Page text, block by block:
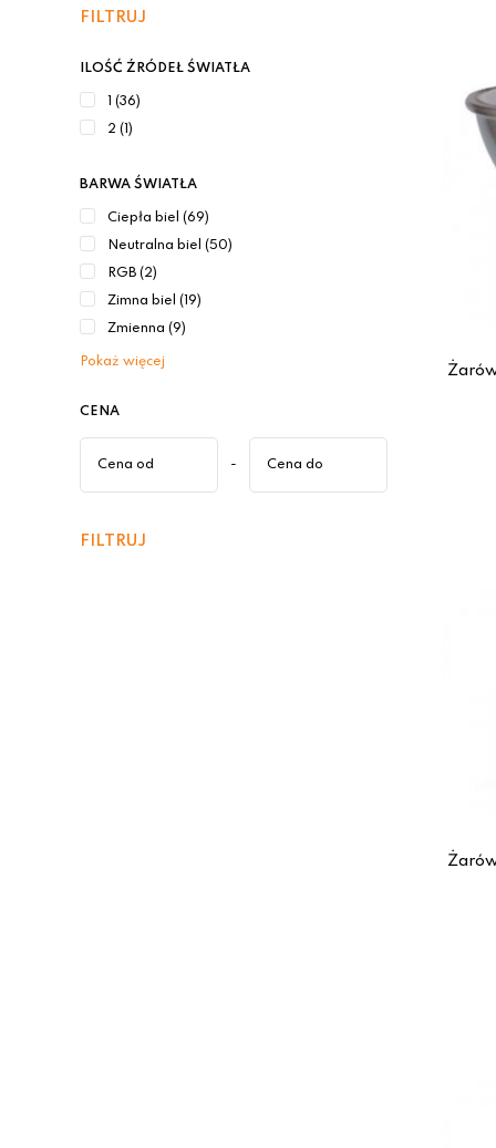
FILTRUJ
ILOŚĆ ŹRÓDEŁ ŚWIATŁA
1 (36)
2 (1)
BARWA ŚWIATŁA
Ciepła biel (69)
Neutralna biel (50)
RGB (2)
Zimna biel (19)
Zmienna (9)
Pokaż więcej
CENA
-
FILTRUJ